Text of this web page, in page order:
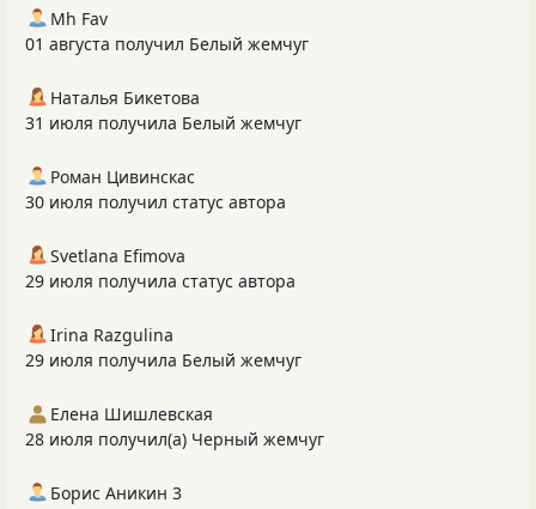
Mh Fav
01 августа получил Белый жемчуг
Наталья Бикетова
31 июля получила Белый жемчуг
Роман Цивинскас
30 июля получил статус автора
Svetlana Efimova
29 июля получила статус автора
Irina Razgulina
29 июля получила Белый жемчуг
Елена Шишлевская
28 июля получил(а) Черный жемчуг
Борис Аникин 3